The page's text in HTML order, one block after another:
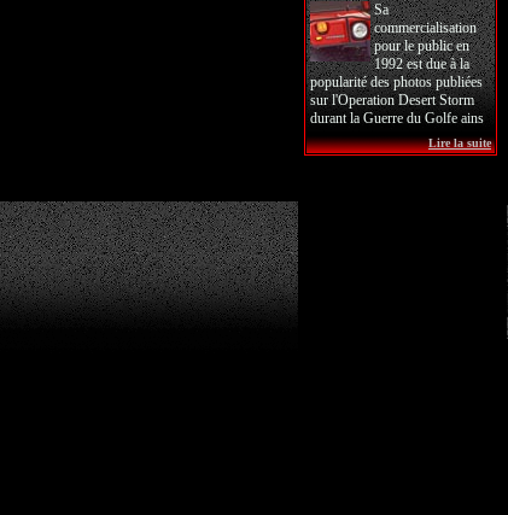
Sa
commercialisation
pour le public en
1992 est due à la
popularité des photos publiées
sur l'Operation Desert Storm
durant la Guerre du Golfe ains
Lire la suite